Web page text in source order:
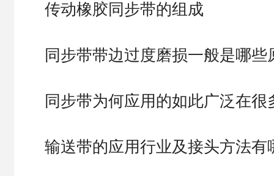
传动橡胶同步带的组成
同步带带边过度磨损一般是哪
同步带为何应用的如此广泛在
输送带的应用行业及接头方法